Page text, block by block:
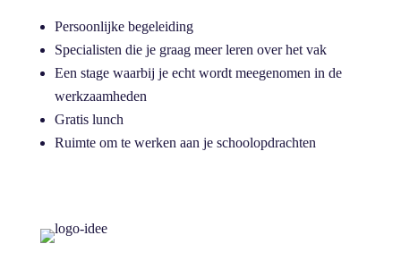
Persoonlijke begeleiding
Specialisten die je graag meer leren over het vak
Een stage waarbij je echt wordt meegenomen in de
werkzaamheden
Gratis lunch
Ruimte om te werken aan je schoolopdrachten